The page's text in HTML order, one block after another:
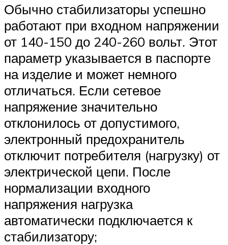
Обычно стабилизаторы успешно
работают при входном напряжении
от 140-150 до 240-260 вольт. Этот
параметр указывается в паспорте
на изделие и может немного
отличаться. Если сетевое
напряжение значительно
отклонилось от допустимого,
электронный предохранитель
отключит потребителя (нагрузку) от
электрической цепи. После
нормализации входного
напряжения нагрузка
автоматически подключается к
стабилизатору;